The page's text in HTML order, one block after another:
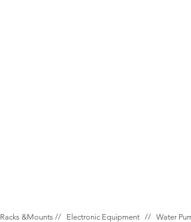
Racks &Mounts // Electronic Equipment // Water